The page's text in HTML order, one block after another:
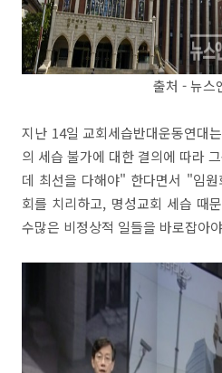
출처 - 뉴스
지난 14일 교회세습반대운동연대
의 세습 불가에 대한 결의에 따라
데 최선을 다해야" 한다면서 "임
회를 치리하고, 명성교회 세습 때
수많은 비정상적 일들을 바로잡아